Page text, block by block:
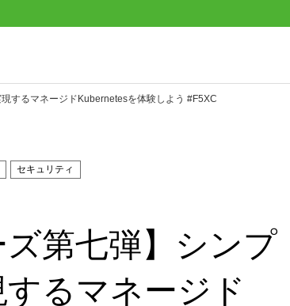
するマネージドKubernetesを体験しよう #F5XC
セキュリティ
第七弾】シンプ
るマネージド